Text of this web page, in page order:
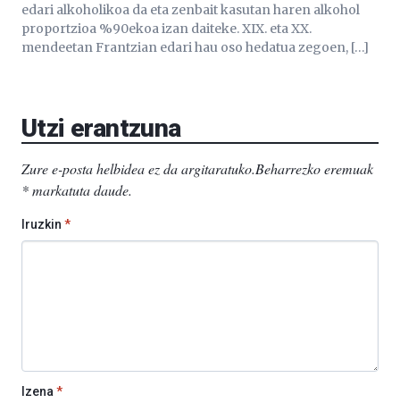
edari alkoholikoa da eta zenbait kasutan haren alkohol
proportzioa %90ekoa izan daiteke. XIX. eta XX.
mendeetan Frantzian edari hau oso hedatua zegoen, […]
Utzi erantzuna
Zure e-posta helbidea ez da argitaratuko.Beharrezko eremuak
*markatuta daude.
Iruzkin *
Izena *